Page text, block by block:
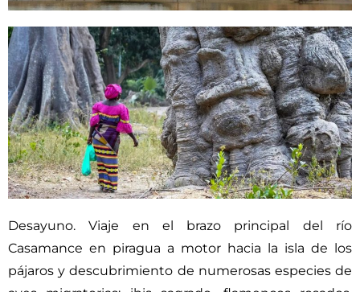
Desayuno. Viaje en el brazo principal del río
Casamance en piragua a motor hacia la isla de los
pájaros y descubrimiento de numerosas especies de